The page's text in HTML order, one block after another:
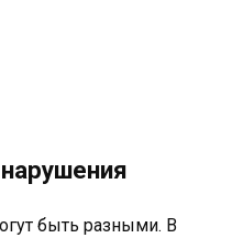
быть разными. В